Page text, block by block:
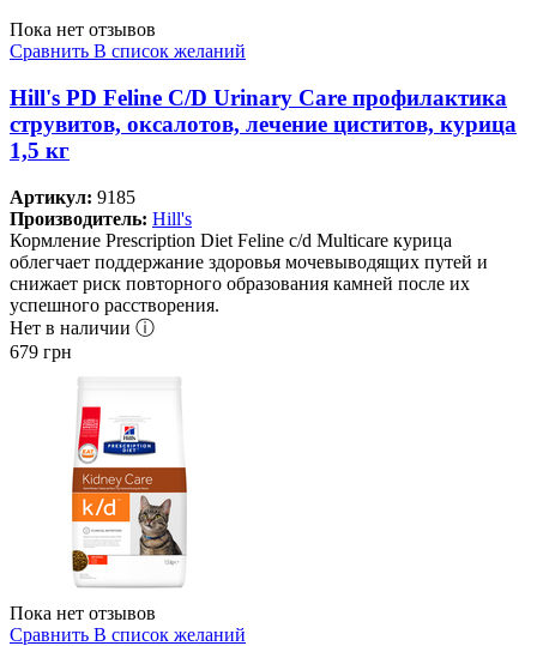
Пока нет отзывов
Сравнить В список желаний
Hill's PD Feline C/D Urinary Care профилактика
струвитов, оксалотов, лечение циститов, курица
1,5 кг
Артикул: 9185
Производитель: Hill's
Кормление Prescription Diet Feline c/d Multicare курица
облегчает поддержание здоровья мочевыводящих путей и
снижает риск повторного образования камней после их
успешного расстворения.
Нет в наличии ⓘ
679 грн
Пока нет отзывов
Сравнить В список желаний